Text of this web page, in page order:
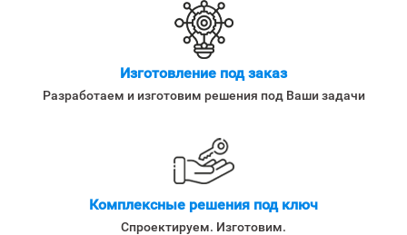
Изготовление под заказ
Разработаем и изготовим решения под Ваши задачи
Комплексные решения под ключ
Спроектируем. Изготовим.